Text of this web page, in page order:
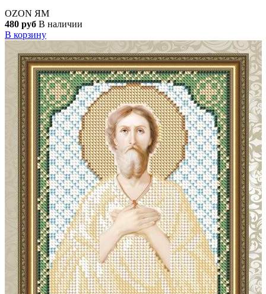
OZON ЯМ
480 руб В наличии
В корзину